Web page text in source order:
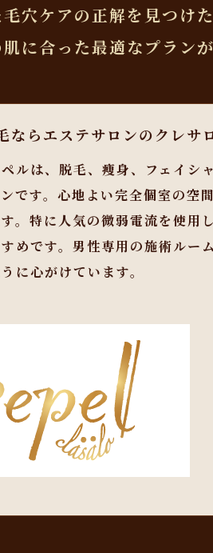
穴ケアの正解を見つけ
に合った最適なプラン
ならエステサロンのクレサ
ルは、脱毛、痩身、フェイシ
です。心地よい完全個室の空
。特に人気の微弱電流を使用
めです。男性専用の施術ルー
に心がけています。